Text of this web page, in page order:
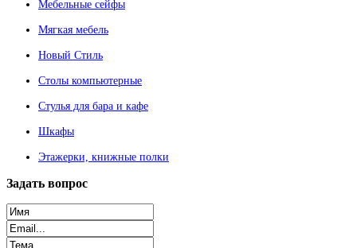
Мебельные сейфы
Мягкая мебель
Новый Стиль
Столы компьютерные
Стулья для бара и кафе
Шкафы
Этажерки, книжные полки
Задать вопрос